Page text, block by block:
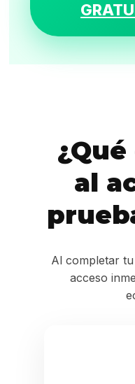
al
Al completar
acceso